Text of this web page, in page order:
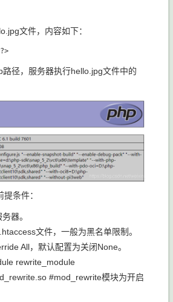
文件，内容如下：
路径，服务器执行hello.jpg文件中的
条件：
器。
文件，一般为黑名单限制。
All，默认配置为关闭None。
rewrite_module
#mod_rewrite模块为开启